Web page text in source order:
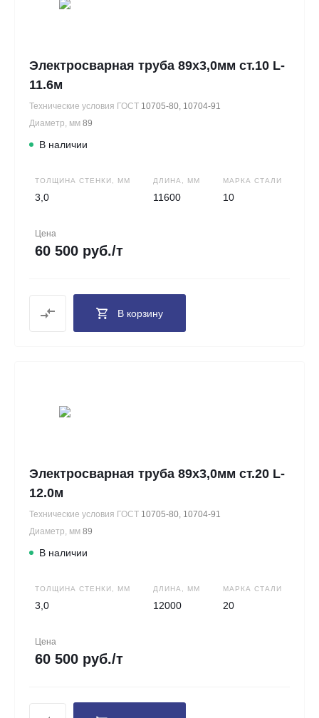
Электросварная труба 89х3,0мм ст.10 L-
11.6м
Технические условия ГОСТ 10705-80, 10704-91
Диаметр, мм 89
В наличии
ТОЛЩИНА СТЕНКИ, ММ
3,0
ДЛИНА, ММ
11600
МАРКА СТАЛИ
10
Цена
60 500 руб./т
В корзину
Электросварная труба 89х3,0мм ст.20 L-
12.0м
Технические условия ГОСТ 10705-80, 10704-91
Диаметр, мм 89
В наличии
ТОЛЩИНА СТЕНКИ, ММ
3,0
ДЛИНА, ММ
12000
МАРКА СТАЛИ
20
Цена
60 500 руб./т